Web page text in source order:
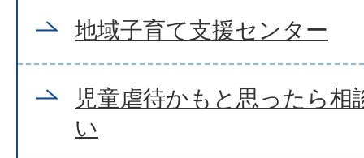
地域子育て支援センター
児童虐待かもと思ったら
い